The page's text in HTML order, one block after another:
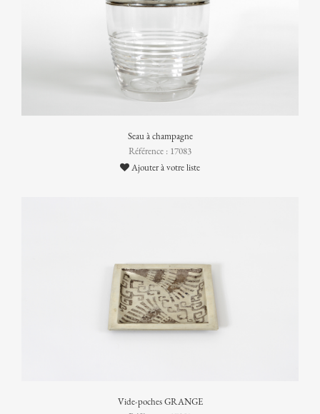
Seau à champagne
Référence : 17083
Ajouter à votre liste
Vide-poches GRANGE